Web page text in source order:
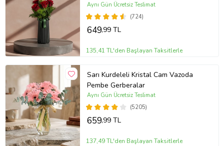
(724)
Aynı Gün Ücretsiz Teslimat
649,99 TL
135,41 TL'den Başlayan Taksitlerle
Sarı Kurdeleli Kristal Cam Vazoda
Pembe Gerberalar
(5205)
Aynı Gün Ücretsiz Teslimat
659,99 TL
137,49 TL'den Başlayan Taksitlerle